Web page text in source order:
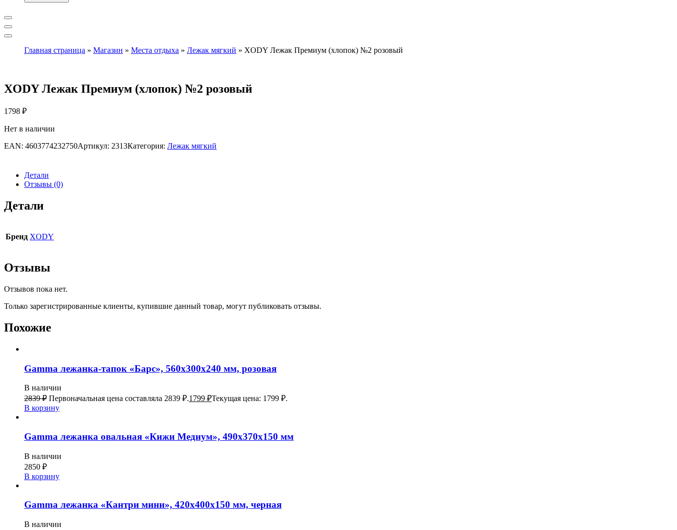
Главная страница » Магазин » Места отдыха » Лежак мягкий » XODY Лежак Премиум (хлопок) №2 розовый
XODY Лежак Премиум (хлопок) №2 розовый
1798 ₽
Нет в наличии
EAN: 4603774232750Артикул: 2313Категория: Лежак мягкий
Детали
Отзывы (0)
Детали
Бренд XODY
Отзывы
Отзывов пока нет.
Только зарегистрированные клиенты, купившие данный товар, могут публиковать отзывы.
Похожие
Gamma лежанка-тапок «Барс», 560х300х240 мм, розовая
В наличии
2839₽ Первоначальная цена составляла 2839 ₽.1799 ₽Текущая цена: 1799 ₽.
В корзину
Gamma лежанка овальная «Кижи Медиум», 490х370х150 мм
В наличии
2850 ₽
В корзину
Gamma лежанка «Кантри мини», 420х400х150 мм, черная
В наличии